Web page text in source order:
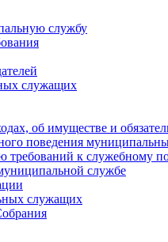
службу
служащих
об имуществе и
поведения
требований к служебному
службе
служащих